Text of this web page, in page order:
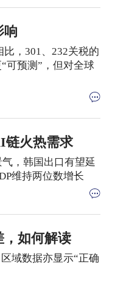
响
比，301、232关税的
可预测”，但对全球
链火热需求
，韩国出口有望延
维持两位数增长
，如何解读
域数据亦显示“正确